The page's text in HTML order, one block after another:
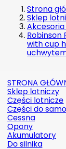
Strona
Sklep
with cup
STRONA
Sklep lotniczy
Części lotnicze
Części do
Cessna
Opony
Akumulatory
Do silnika